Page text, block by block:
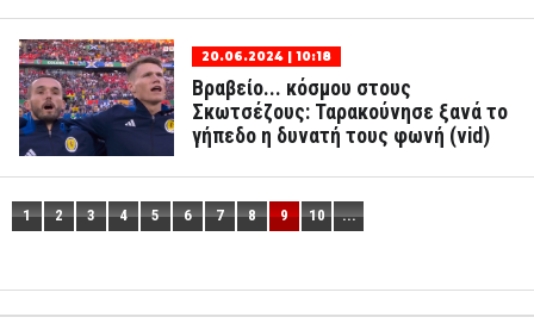
20.06.2024 | 10:18
Βραβείο... κόσμου στους
Σκωτσέζους: Ταρακούνησε ξανά το
γήπεδο η δυνατή τους φωνή (vid)
1 2 3 4 5 6 7 8 9 10 ...